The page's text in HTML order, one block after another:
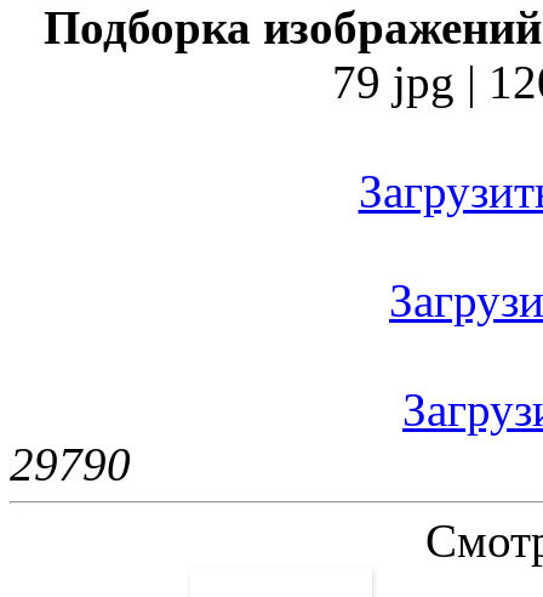
Подборка
79 jpg |
29790